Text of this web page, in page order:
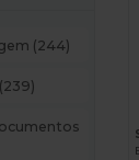
(244)
(239)